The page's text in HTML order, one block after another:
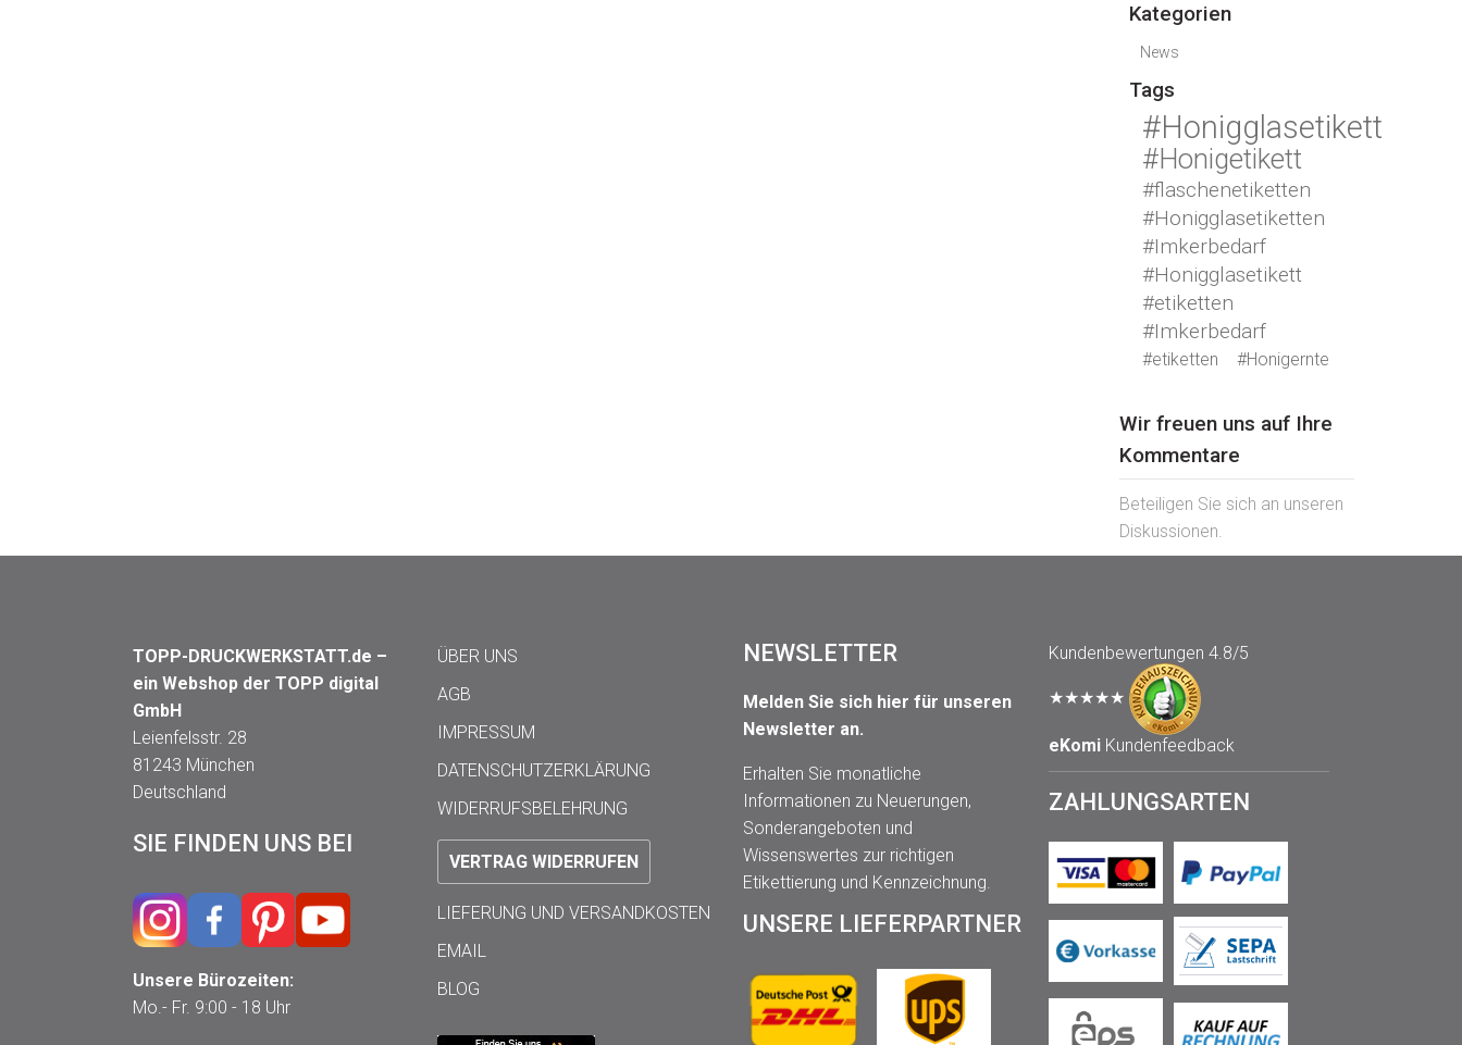
Kategorien
News
Tags
#Honigglasetikett
#Honigetikett
#flaschenetiketten
#Honigglasetiketten
#Imkerbedarf
#Honigglasetikett
#etiketten
#Imkerbedarf
#etiketten #Honigernte
Wir freuen uns auf Ihre
Kommentare
Beteiligen Sie sich an unseren
Diskussionen.
TOPP-DRUCKWERKSTATT.de –
ein Webshop der TOPP digital
GmbH
Leienfelsstr. 28
81243 München
Deutschland
SIE FINDEN UNS BEI
Unsere Bürozeiten:
Mo.- Fr. 9:00 - 18 Uhr
ÜBER UNS
AGB
IMPRESSUM
DATENSCHUTZERKLÄRUNG
WIDERRUFSBELEHRUNG
VERTRAG WIDERRUFEN
LIEFERUNG UND VERSANDKOSTEN
EMAIL
BLOG
NEWSLETTER
Melden Sie sich hier für unseren
Newsletter an.
Erhalten Sie monatliche
Informationen zu Neuerungen,
Sonderangeboten und
Wissenswertes zur richtigen
Etikettierung und Kennzeichnung.
UNSERE LIEFERPARTNER
Kundenbewertungen 4.8/5
★★★★★
eKomiKundenfeedback
ZAHLUNGSARTEN